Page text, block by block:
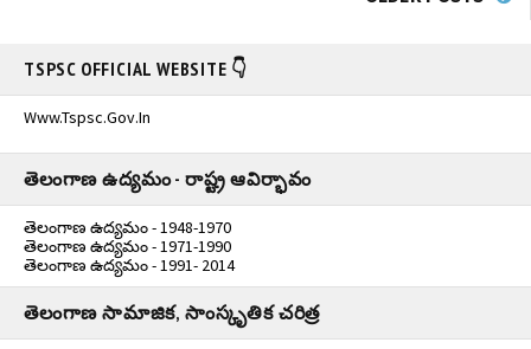
TSPSC OFFICIAL WEBSITE 👇
Www.tspsc.gov.in
తెలంగాణ ఉద్యమం - రాష్ట్ర ఆవిర్భావం
తెలంగాణ ఉద్యమం - 1948-1970
తెలంగాణ ఉద్యమం - 1971-1990
తెలంగాణ ఉద్యమం - 1991- 2014
తెలంగాణ సామాజిక, సాంస్కృతిక చరిత్ర